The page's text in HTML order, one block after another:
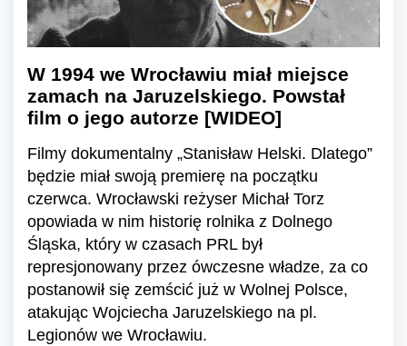
W 1994 we Wrocławiu miał miejsce
zamach na Jaruzelskiego. Powstał
film o jego autorze [WIDEO]
Filmy dokumentalny „Stanisław Helski. Dlatego”
będzie miał swoją premierę na początku
czerwca. Wrocławski reżyser Michał Torz
opowiada w nim historię rolnika z Dolnego
Śląska, który w czasach PRL był
represjonowany przez ówczesne władze, za co
postanowił się zemścić już w Wolnej Polsce,
atakując Wojciecha Jaruzelskiego na pl.
Legionów we Wrocławiu.